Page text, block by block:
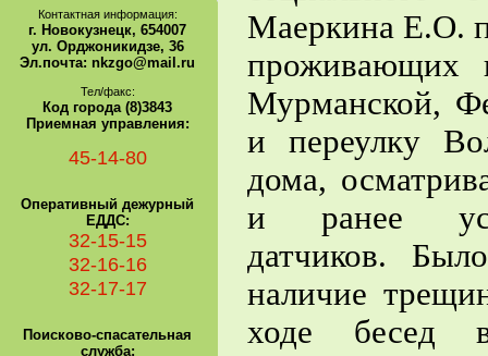
Маеркина Е.О.
проживающих
Мурманской,
и переулку
дома,
и ранее
датчиков.
наличие
ходе бесед
Контактная информация:
г. Новокузнецк, 654007
ул. Орджоникидзе, 36
Эл.почта: nkzgo@mail.ru
Тел/факс:
Код города (8)3843
Приемная управления:
45-14-80
Оперативный дежурный
ЕДДС:
32-15-15
32-16-16
32-17-17
Поисково-спасательная
служба: